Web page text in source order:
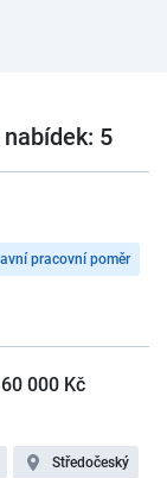
5
pracovní poměr
000 Kč
Středočeský